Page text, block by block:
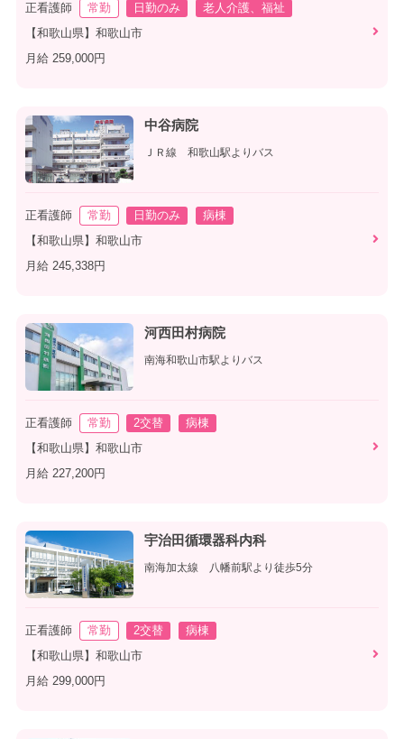
正看護師 常勤 日勤のみ
老人介護、福祉
【和歌山県】和歌山市
月給 259,000円
中谷病院
ＪＲ線 和歌山駅よりバス
正看護師 常勤 日勤のみ
病棟
【和歌山県】和歌山市
月給 245,338円
河西田村病院
南海和歌山市駅よりバス
正看護師 常勤 2交替
病棟
【和歌山県】和歌山市
月給 227,200円
宇治田循環器科内科
南海加太線 八幡前駅より徒歩5分
正看護師 常勤 2交替
病棟
【和歌山県】和歌山市
月給 299,000円